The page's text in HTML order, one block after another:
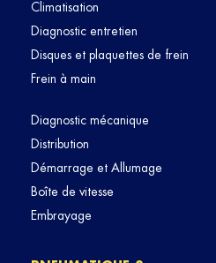
Climatisation
Diagnostic entretien
Disques et plaquettes de frein
Frein à main
Diagnostic mécanique
Distribution
Démarrage et Allumage
Boîte de vitesse
Embrayage